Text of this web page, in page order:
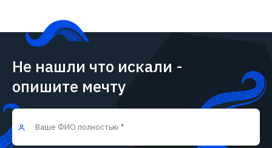
Не нашли что искали -
опишите мечту